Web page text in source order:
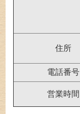
住所
電話番号
営業時間